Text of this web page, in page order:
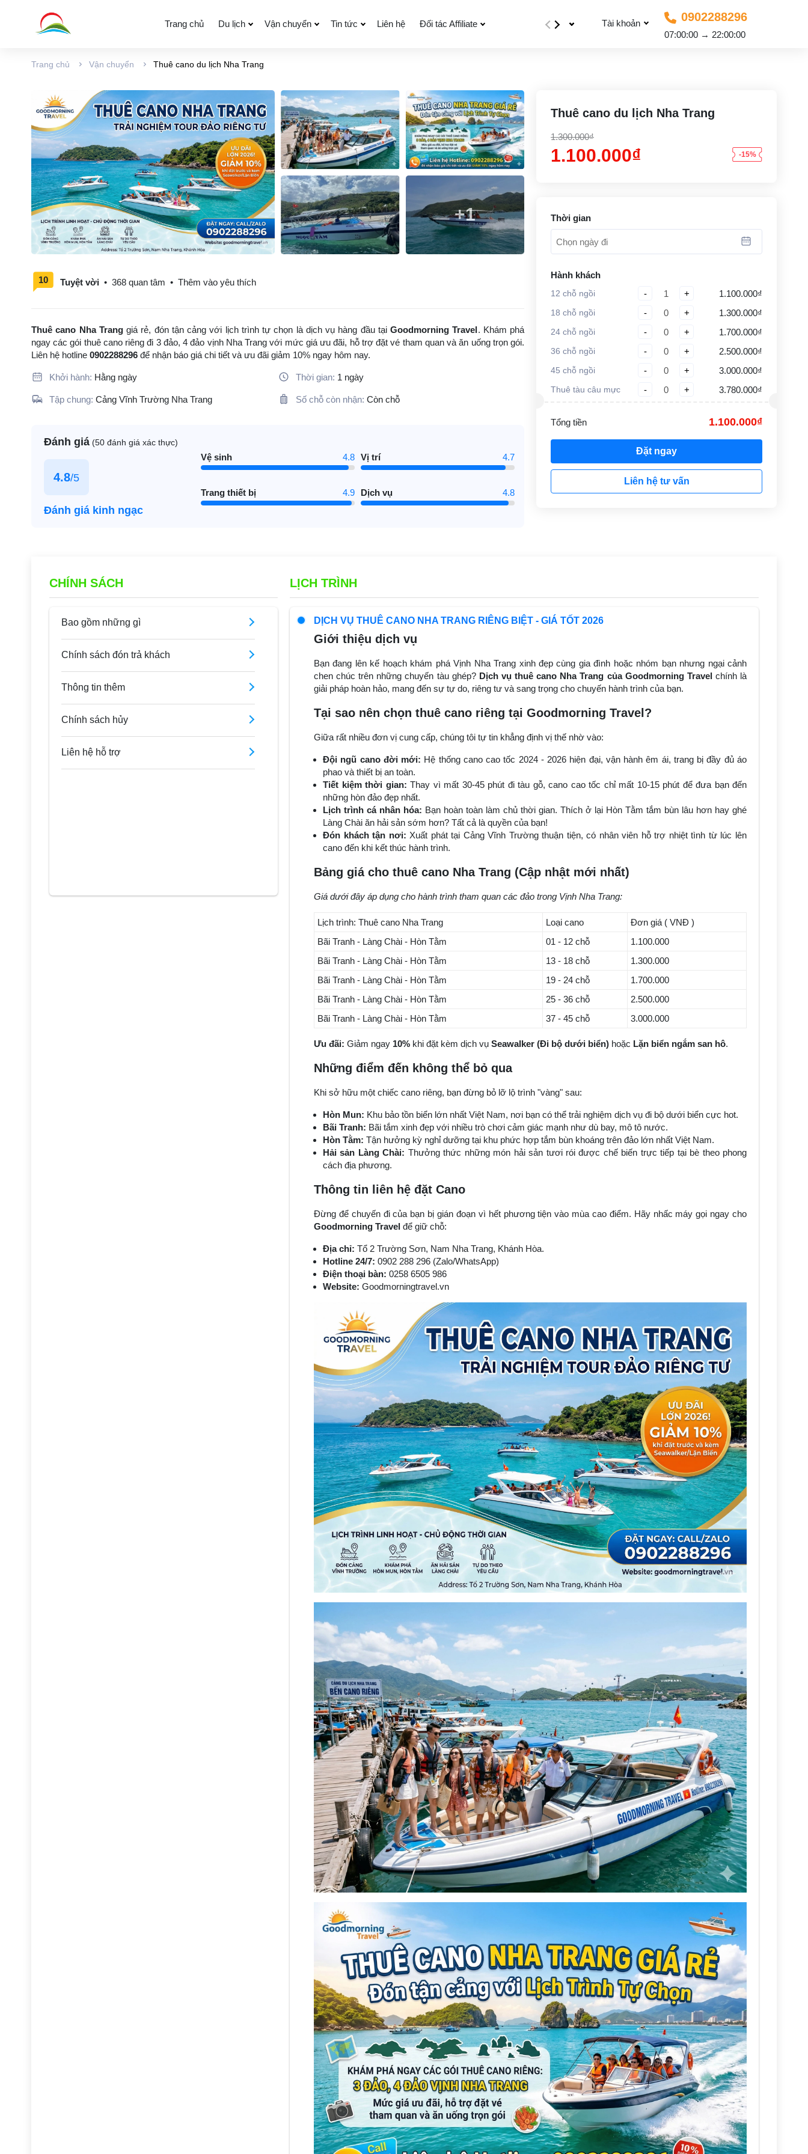
Trang chủ Du lịch Vận chuyển Tin tức Liên hệ Đối tác Affiliate
Văn phòng đại diện
Tài khoản 0902288296
07:00:00 → 22:00:00
Trang chủ Vận chuyển Thuê cano du lịch Nha Trang
+1
10 Tuyệt vời • 368 quan tâm • Thêm vào yêu thích
Thuê cano Nha Tranggiá rẻ, đón tận cảng với lịch trình tự chọn là dịch vụ hàng đầu tạiGoodmorning Travel. Khám phá
ngay các gói thuê cano riêng đi 3 đảo, 4 đảo vịnh Nha Trang với mức giá ưu đãi, hỗ trợ đặt vé tham quan và ăn uống trọn gói.
Liên hệ hotline 0902288296 để nhận báo giá chi tiết và ưu đãi giảm 10% ngay hôm nay.
Khởi hành: Hằng ngày Thời gian: 1 ngày
Tập chung: Cảng Vĩnh Trường Nha Trang Số chỗ còn nhận: Còn chỗ
Đánh giá (50 đánh giá xác thực)
4.8/5
Đánh giá kinh ngạc
Vệ sinh 4.8
Trang thiết bị 4.9
Vị trí 4.7
Dịch vụ 4.8
Thuê cano du lịch Nha Trang
1.300.000₫
1.100.000₫ -15%
Thời gian
Hành khách
12 chỗ ngồi - + 1.100.000₫
18 chỗ ngồi - + 1.300.000₫
24 chỗ ngồi - + 1.700.000₫
36 chỗ ngồi - + 2.500.000₫
45 chỗ ngồi - + 3.000.000₫
Thuê tàu câu mực - + 3.780.000₫
Tổng tiền 1.100.000₫
Đặt ngay
Liên hệ tư vấn
CHÍNH SÁCH
Bao gồm những gì
Chính sách đón trả khách
Thông tin thêm
Chính sách hủy
Liên hệ hỗ trợ
LỊCH TRÌNH
DỊCH VỤ THUÊ CANO NHA TRANG RIÊNG BIỆT - GIÁ TỐT 2026
Giới thiệu dịch vụ
Bạn đang lên kế hoạch khám phá Vịnh Nha Trang xinh đẹp cùng gia đình hoặc nhóm bạn nhưng ngại cảnh
chen chúc trên những chuyến tàu ghép? Dịch vụ thuê cano Nha Trang của Goodmorning Travelchính là
giải pháp hoàn hảo, mang đến sự tự do, riêng tư và sang trọng cho chuyến hành trình của bạn.
Tại sao nên chọn thuê cano riêng tại Goodmorning Travel?
Giữa rất nhiều đơn vị cung cấp, chúng tôi tự tin khẳng định vị thế nhờ vào:
Đội ngũ cano đời mới: Hệ thống cano cao tốc 2024 - 2026 hiện đại, vận hành êm ái, trang bị đầy đủ áo
phao và thiết bị an toàn.
Tiết kiệm thời gian: Thay vì mất 30-45 phút đi tàu gỗ, cano cao tốc chỉ mất 10-15 phút để đưa bạn đến
những hòn đảo đẹp nhất.
Lịch trình cá nhân hóa: Bạn hoàn toàn làm chủ thời gian. Thích ở lại Hòn Tằm tắm bùn lâu hơn hay ghé
Làng Chài ăn hải sản sớm hơn? Tất cả là quyền của bạn!
Đón khách tận nơi: Xuất phát tại Cảng Vĩnh Trường thuận tiện, có nhân viên hỗ trợ nhiệt tình từ lúc lên
cano đến khi kết thúc hành trình.
Bảng giá cho thuê cano Nha Trang (Cập nhật mới nhất)
Giá dưới đây áp dụng cho hành trình tham quan các đảo trong Vịnh Nha Trang:
Lịch trình: Thuê cano Nha Trang Loại cano
Đơn giá ( VNĐ )
Bãi Tranh - Làng Chài - Hòn Tằm
01 - 12 chỗ
1.100.000
Bãi Tranh - Làng Chài - Hòn Tằm
13 - 18 chỗ
1.300.000
Bãi Tranh - Làng Chài - Hòn Tằm
19 - 24 chỗ
1.700.000
Bãi Tranh - Làng Chài - Hòn Tằm
25 - 36 chỗ
2.500.000
Bãi Tranh - Làng Chài - Hòn Tằm
37 - 45 chỗ 3.000.000
Ưu đãi: Giảm ngay 10% khi đặt kèm dịch vụ Seawalker (Đi bộ dưới biển) hoặc Lặn biển ngắm san hô.
Những điểm đến không thể bỏ qua
Khi sở hữu một chiếc cano riêng, bạn đừng bỏ lỡ lộ trình "vàng" sau:
Hòn Mun: Khu bảo tồn biển lớn nhất Việt Nam, nơi bạn có thể trải nghiệm dịch vụ đi bộ dưới biển cực hot.
Bãi Tranh: Bãi tắm xinh đẹp với nhiều trò chơi cảm giác mạnh như dù bay, mô tô nước.
Hòn Tằm: Tận hưởng kỳ nghỉ dưỡng tại khu phức hợp tắm bùn khoáng trên đảo lớn nhất Việt Nam.
Hải sản Làng Chài: Thưởng thức những món hải sản tươi rói được chế biến trực tiếp tại bè theo phong
cách địa phương.
Thông tin liên hệ đặt Cano
Đừng để chuyến đi của bạn bị gián đoạn vì hết phương tiện vào mùa cao điểm. Hãy nhấc máy gọi ngay cho
Goodmorning Travel để giữ chỗ:
Địa chỉ: Tổ 2 Trường Sơn, Nam Nha Trang, Khánh Hòa.
Hotline 24/7: 0902 288 296 (Zalo/WhatsApp)
Điện thoại bàn: 0258 6505 986
Website: Goodmorningtravel.vn